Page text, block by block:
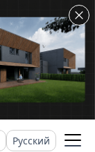
Русский